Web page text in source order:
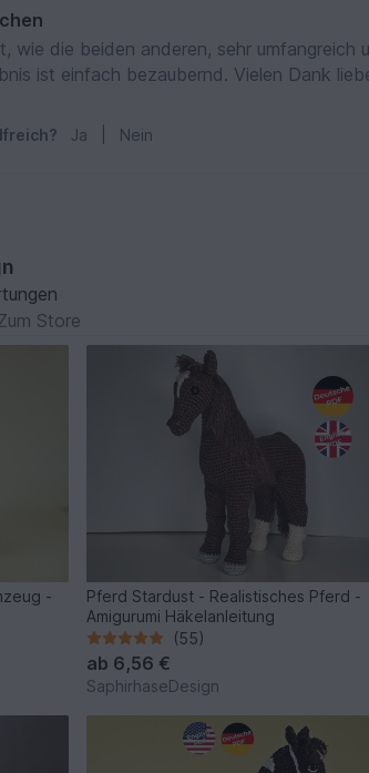
wie die beiden anderen, sehr umfangreich
ist einfach bezaubernd. Vielen Dank
ausarbeitest.
Ja Nein
Store
-
Pferd Stardust - Realistisches Pferd -
Amigurumi Häkelanleitung
(55)
ab 6,56 €
SaphirhaseDesign